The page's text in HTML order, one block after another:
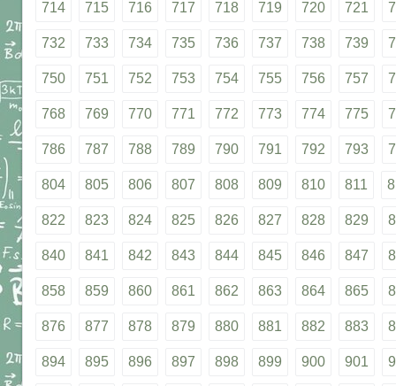
714 715 716 717 718 719 720 721
732 733 734 735 736 737 738 739
750 751 752 753 754 755 756 757
768 769 770 771 772 773 774 775
786 787 788 789 790 791 792 793
804 805 806 807 808 809 810 811
822 823 824 825 826 827 828 829
840 841 842 843 844 845 846 847
858 859 860 861 862 863 864 865
876 877 878 879 880 881 882 883
894 895 896 897 898 899 900 901